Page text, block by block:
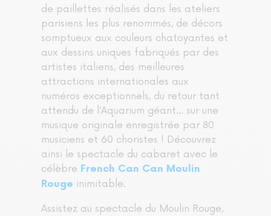
de paillettes réalisés dans les ateliers
parisiens les plus renommés, de décors
somptueux aux couleurs chatoyantes et
aux dessins uniques fabriqués par des
artistes italiens, des meilleures
attractions internationales aux
numéros exceptionnels, du retour tant
attendu de l’Aquarium géant... sur une
musique originale enregistrée par 80
musiciens et 60 choristes ! Découvrez
ainsi le spectacle du cabaret avec le
célèbre French Can Can Moulin
Rouge inimitable.
Assistez au spectacle du Moulin Rouge,